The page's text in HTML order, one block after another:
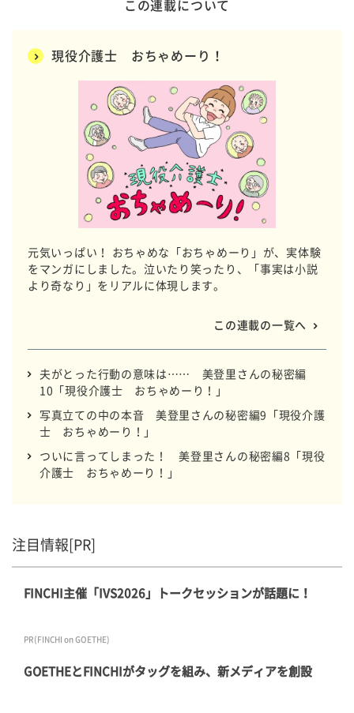
この連載について
現役介護士 おちゃめーり！
元気いっぱい！ おちゃめな「おちゃめーり」が、実体験
をマンガにしました。泣いたり笑ったり、「事実は小説
より奇なり」をリアルに体現します。
この連載の一覧へ
夫がとった行動の意味は…… 美登里さんの秘密編
10「現役介護士 おちゃめーり！」
写真立ての中の本音 美登里さんの秘密編9「現役介護
士 おちゃめーり！」
ついに言ってしまった！ 美登里さんの秘密編8「現役
介護士 おちゃめーり！」
注目情報[PR]
FINCHI主催「IVS2026」トークセッションが話題に！
PR(FINCHI on GOETHE)
GOETHEとFINCHIがタッグを組み、新メディアを創設